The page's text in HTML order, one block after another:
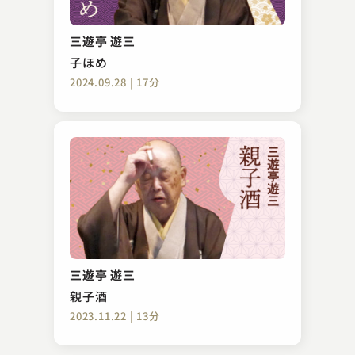
三遊亭 遊三
子ほめ
2024.09.28 | 17分
三遊亭 遊三
親子酒
2023.11.22 | 13分
柳家 小里ん
へっつい幽霊
2023.06.06 | 15分
柳家 小さん
禁酒番屋
2023.11.12 | 17分